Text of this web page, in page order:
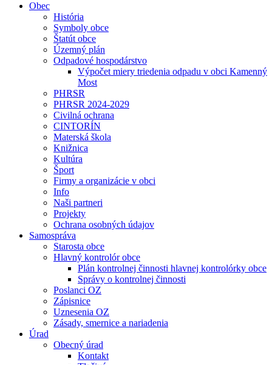
Obec
História
Symboly obce
Štatút obce
Územný plán
Odpadové hospodárstvo
Výpočet miery triedenia odpadu v obci Kamenný
Most
PHRSR
PHRSR 2024-2029
Civilná ochrana
CINTORÍN
Materská škola
Knižnica
Kultúra
Šport
Firmy a organizácie v obci
Info
Naši partneri
Projekty
Ochrana osobných údajov
Samospráva
Starosta obce
Hlavný kontrolór obce
Plán kontrolnej činnosti hlavnej kontrolórky obce
Správy o kontrolnej činnosti
Poslanci OZ
Zápisnice
Uznesenia OZ
Zásady, smernice a nariadenia
Úrad
Obecný úrad
Kontakt